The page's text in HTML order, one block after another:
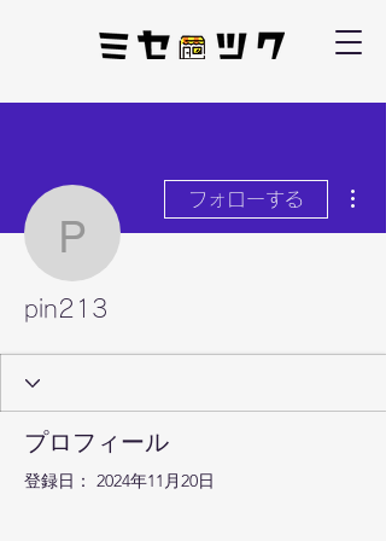
pin213
フォローする
pin213
プロフィール
登録日： 2024年11月20日